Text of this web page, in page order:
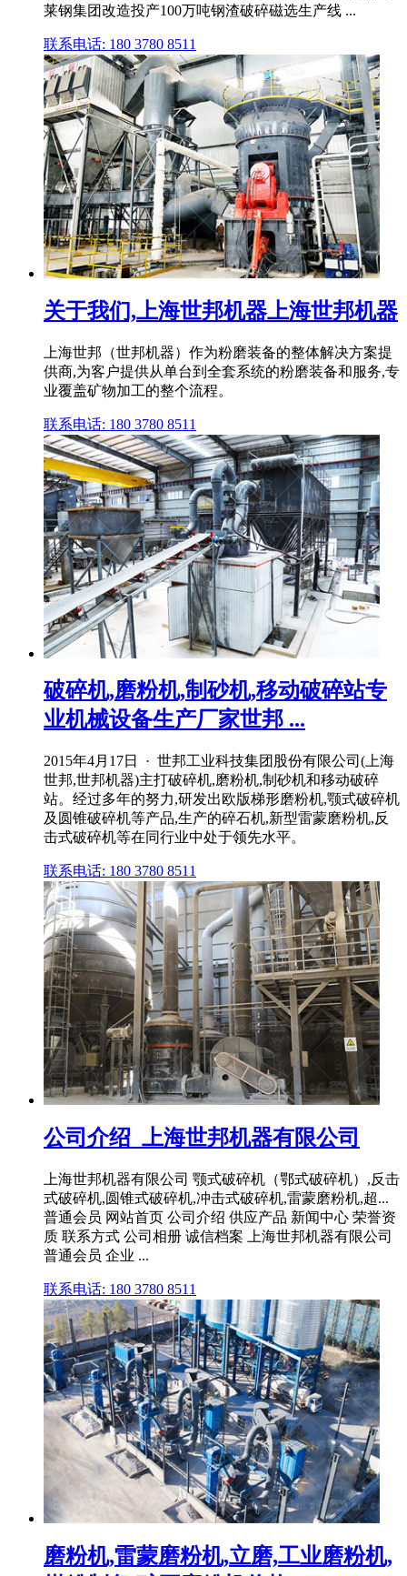
莱钢集团改造投产100万吨钢渣破碎磁选生产线 ...
联系电话: 180 3780 8511
关于我们,上海世邦机器上海世邦机器
上海世邦（世邦机器）作为粉磨装备的整体解决方案提
供商,为客户提供从单台到全套系统的粉磨装备和服务,专
业覆盖矿物加工的整个流程。
联系电话: 180 3780 8511
破碎机,磨粉机,制砂机,移动破碎站专
业机械设备生产厂家世邦 ...
2015年4月17日 · 世邦工业科技集团股份有限公司(上海
世邦,世邦机器)主打破碎机,磨粉机,制砂机和移动破碎
站。经过多年的努力,研发出欧版梯形磨粉机,颚式破碎机
及圆锥破碎机等产品,生产的碎石机,新型雷蒙磨粉机,反
击式破碎机等在同行业中处于领先水平。
联系电话: 180 3780 8511
公司介绍_上海世邦机器有限公司
上海世邦机器有限公司 颚式破碎机（鄂式破碎机）,反击
式破碎机,圆锥式破碎机,冲击式破碎机,雷蒙磨粉机,超...
普通会员 网站首页 公司介绍 供应产品 新闻中心 荣誉资
质 联系方式 公司相册 诚信档案 上海世邦机器有限公司
普通会员 企业 ...
联系电话: 180 3780 8511
磨粉机,雷蒙磨粉机,立磨,工业磨粉机,